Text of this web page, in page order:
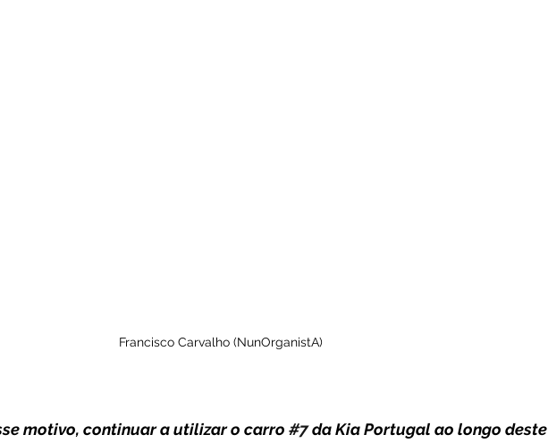
Francisco Carvalho (NunOrganistA)
motivo, continuar a utilizar o carro #7 da Kia Portugal ao longo deste